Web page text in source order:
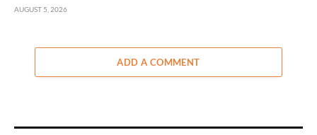
AUGUST 5, 2026
ADD A COMMENT